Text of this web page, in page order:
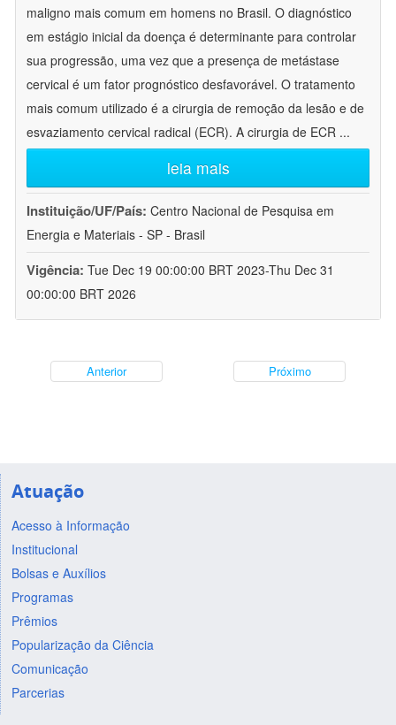
maligno mais comum em homens no Brasil. O diagnóstico
em estágio inicial da doença é determinante para controlar
sua progressão, uma vez que a presença de metástase
cervical é um fator prognóstico desfavorável. O tratamento
mais comum utilizado é a cirurgia de remoção da lesão e de
esvaziamento cervical radical (ECR). A cirurgia de ECR ...
leia mais
Instituição/UF/País: Centro Nacional de Pesquisa em
Energia e Materiais - SP - Brasil
Vigência: Tue Dec 19 00:00:00 BRT 2023-Thu Dec 31
00:00:00 BRT 2026
Anterior Próximo
Atuação
Acesso à Informação
Institucional
Bolsas e Auxílios
Programas
Prêmios
Popularização da Ciência
Comunicação
Parcerias